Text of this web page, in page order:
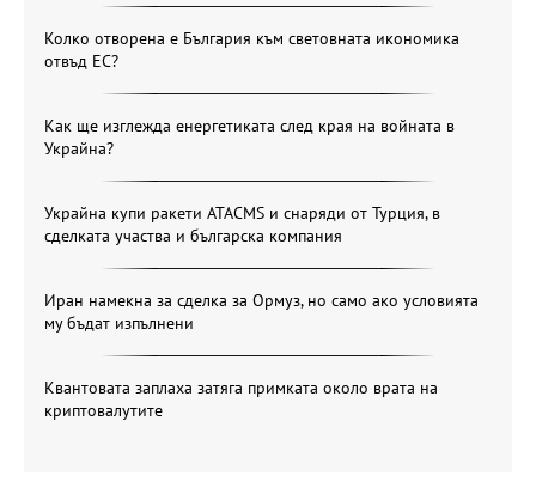
Колко отворена е България към световната икономика
отвъд ЕС?
Как ще изглежда енергетиката след края на войната в
Украйна?
Украйна купи ракети ATACMS и снаряди от Турция, в
сделката участва и българска компания
Иран намекна за сделка за Ормуз, но само ако условията
му бъдат изпълнени
Квантовата заплаха затяга примката около врата на
криптовалутите